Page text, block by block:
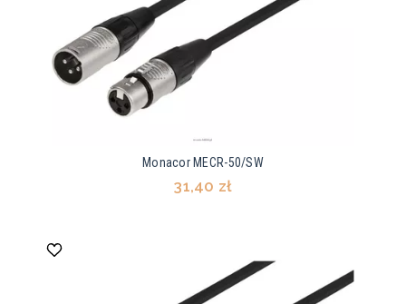
Monacor MECR-50/SW
31,40 zł